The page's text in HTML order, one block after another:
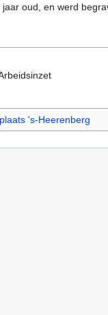
jaar oud, en werd
's-Heerenberg